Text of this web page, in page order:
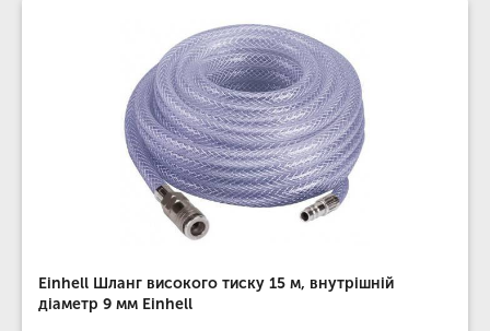
Einhell Шланг високого тиску 15 м, внутрішній
діаметр 9 мм Einhell